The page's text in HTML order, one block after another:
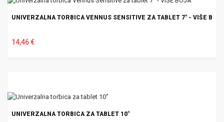
UNIVERZALNA TORBICA VENNUS SENSITIVE ZA TABLET 7" - VIŠE
14,46 €
UNIVERZALNA TORBICA ZA TABLET 10"